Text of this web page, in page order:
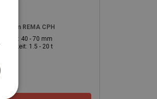
REMA CPH
40 - 70 mm
1.5 - 20 t